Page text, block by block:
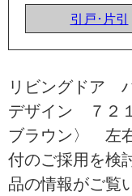
引戸･片引
リビングドア
デザイン ７２
ブラウン〉 左
付のご採用を検
品の情報がご覧